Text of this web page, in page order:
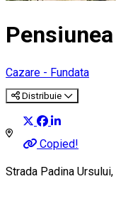
Cazare - Fundata
Distribuie
Copied!
Strada Padina